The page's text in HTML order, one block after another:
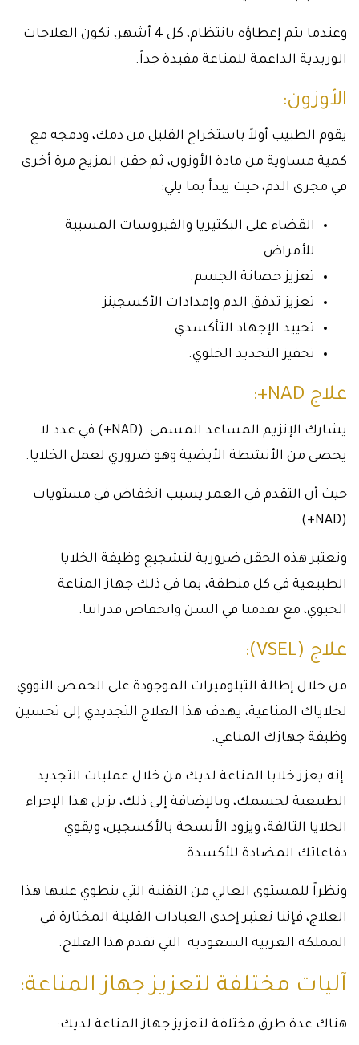
وعندما يتم إعطاؤه بانتظام، كل 4 أشهر، تكون العلاجات
الوريدية الداعمة للمناعة مفيدة جداً.
الأوزون:
يقوم الطبيب أولاً باستخراج القليل من دمك، ودمجه مع
كمية مساوية من مادة الأوزون، ثم حقن المزيج مرة أخرى
في مجرى الدم، حيث يبدأ بما يلي:
القضاء على البكتيريا والفيروسات المسببة
للأمراض.
تعزيز حصانة الجسم.
تعزيز تدفق الدم وإمدادات الأكسجينز
تحييد الإجهاد التأكسدي.
تحفيز التجديد الخلوي.
علاج NAD+:
يشارك الإنزيم المساعد المسمى (NAD+) في عدد لا
يحصى من الأنشطة الأيضية وهو ضروري لعمل الخلايا.
حيث أن التقدم في العمر يسبب انخفاض في مستويات
(NAD+).
وتعتبر هذه الحقن ضرورية لتشجيع وظيفة الخلايا
الطبيعية في كل منطقة، بما في ذلك جهاز المناعة
الحيوي، مع تقدمنا في السن وانخفاض قدراتنا.
علاج (VSEL):
من خلال إطالة التيلوميرات الموجودة على الحمض النووي
لخلاياك المناعية، يهدف هذا العلاج التجديدي إلى تحسين
وظيفة جهازك المناعي.
إنه يعزز خلايا المناعة لديك من خلال عمليات التجديد
الطبيعية لجسمك، وبالإضافة إلى ذلك، يزيل هذا الإجراء
الخلايا التالفة، ويزود الأنسجة بالأكسجين، ويقوي
دفاعاتك المضادة للأكسدة.
ونظراً للمستوى العالي من التقنية التي ينطوي عليها هذا
العلاج، فإننا نعتبر إحدى العيادات القليلة المختارة في
المملكة العربية السعودية التي تقدم هذا العلاج.
آليات مختلفة لتعزيز جهاز المناعة:
هناك عدة طرق مختلفة لتعزيز جهاز المناعة لديك: